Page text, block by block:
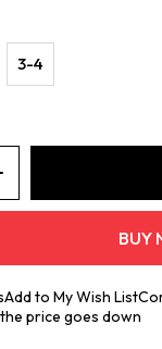
3-4
Add to My Wish List
price goes down